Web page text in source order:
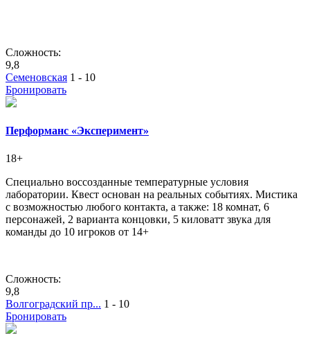
Сложность:
9,8
Семеновская 1 - 10
Бронировать
Перформанс «Эксперимент»
18+
Специально воссозданные температурные условия
лаборатории. Квест основан на реальных событиях. Мистика
с возможностью любого контакта, а также: 18 комнат, 6
персонажей, 2 варианта концовки, 5 киловатт звука для
команды до 10 игроков от 14+
Сложность:
9,8
Волгоградский пр... 1 - 10
Бронировать